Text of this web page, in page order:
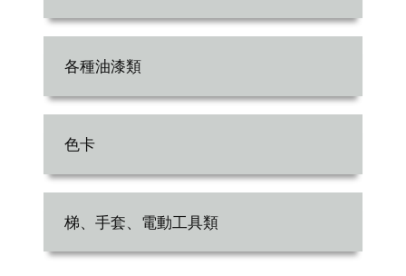
各種油漆類
色卡
梯、手套、電動工具類